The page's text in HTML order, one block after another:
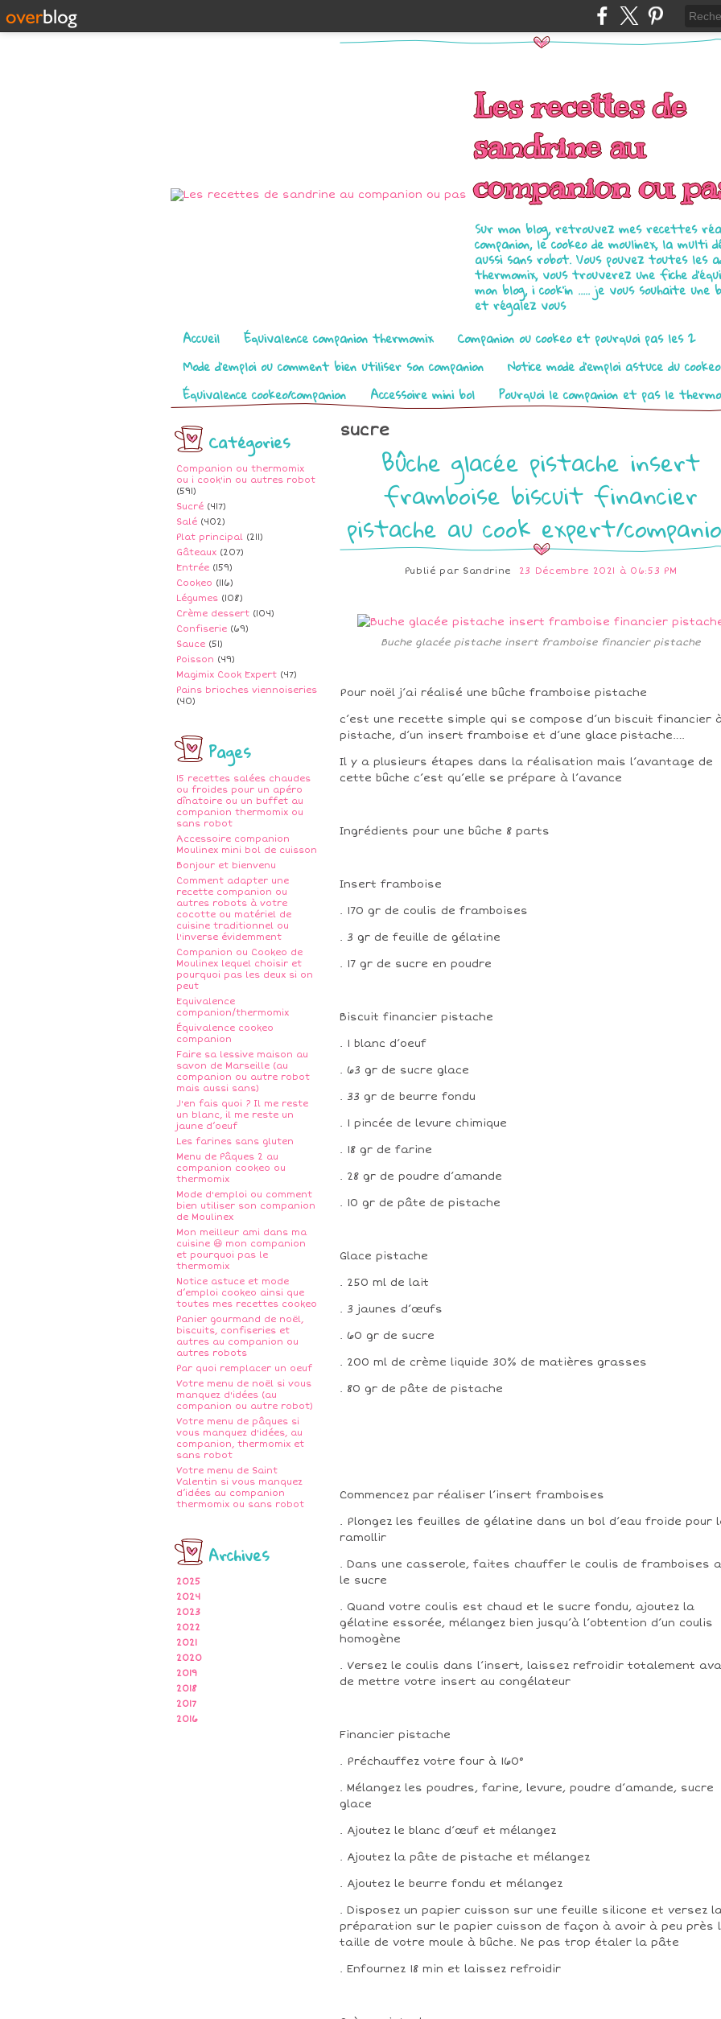
Les recettes de
sandrine au
companion ou
Sur mon blog, retrouvez mes recettes
companion, le cookeo de moulinex, la multi
aussi sans robot. Vous pouvez toutes les
thermomix, vous trouverez une fiche
mon blog, i cook'in ..... je vous souhaite une
et régalez vous
Pages
Accueil Équivalence companion thermomix
Companion ou cookeo et pourquoi pas les 2
Mode d’emploi ou comment bien utiliser son companion
Notice mode d’emploi astuce du
Équivalence cookeo/companion
Accessoire mini bol Pourquoi le companion et pas le
Catégories
Companion ou thermomix
ou i cook'in ou autres robot
(591)
Sucré (417)
Salé (402)
Plat principal (211)
Gâteaux (207)
Entrée (159)
Cookeo (116)
Légumes (108)
Crème dessert (104)
Confiserie (69)
Sauce (51)
Poisson (49)
Magimix Cook Expert (47)
Pains brioches viennoiseries
(40)
Pages
15 recettes salées chaudes
ou froides pour un apéro
dînatoire ou un buffet au
companion thermomix ou
sans robot
Accessoire companion
Moulinex mini bol de cuisson
Bonjour et bienvenu
Comment adapter une
recette companion ou
autres robots à votre
cocotte ou matériel de
cuisine traditionnel ou
l'inverse évidemment
Companion ou Cookeo de
Moulinex lequel choisir et
pourquoi pas les deux si on
peut
Equivalence
companion/thermomix
Équivalence cookeo
companion
Faire sa lessive maison au
savon de Marseille (au
companion ou autre robot
mais aussi sans)
J'en fais quoi ? Il me reste
un blanc, il me reste un
jaune d’oeuf
Les farines sans gluten
Menu de Pâques 2 au
companion cookeo ou
thermomix
Mode d'emploi ou comment
bien utiliser son companion
de Moulinex
Mon meilleur ami dans ma
cuisine 😆 mon companion
et pourquoi pas le
thermomix
Notice astuce et mode
d’emploi cookeo ainsi que
toutes mes recettes cookeo
Panier gourmand de noël,
biscuits, confiseries et
autres au companion ou
autres robots
Par quoi remplacer un oeuf
Votre menu de noël si vous
manquez d'idées (au
companion ou autre robot)
Votre menu de pâques si
vous manquez d'idées, au
companion, thermomix et
sans robot
Votre menu de Saint
Valentin si vous manquez
d’idées au companion
thermomix ou sans robot
Archives
2025
2024
2023
2022
2021
2020
2019
2018
2017
2016
sucre
Bûche glacée pistache insert
framboise biscuit financier
pistache au cook expert/
Publié par Sandrine 23 Décembre 2021 à 06:53 PM
Buche glacée pistache insert framboise financier pistache
Pour noël j’ai réalisé une bûche framboise pistache
c’est une recette simple qui se compose d’un biscuit financier
pistache, d’un insert framboise et d’une glace pistache….
Il y a plusieurs étapes dans la réalisation mais l’avantage de
cette bûche c’est qu’elle se prépare à l’avance
Ingrédients pour une bûche 8 parts
Insert framboise
. 170 gr de coulis de framboises
. 3 gr de feuille de gélatine
. 17 gr de sucre en poudre
Biscuit financier pistache
. 1 blanc d’oeuf
. 63 gr de sucre glace
. 33 gr de beurre fondu
. 1 pincée de levure chimique
. 18 gr de farine
. 28 gr de poudre d’amande
. 10 gr de pâte de pistache
Glace pistache
. 250 ml de lait
. 3 jaunes d’œufs
. 60 gr de sucre
. 200 ml de crème liquide 30% de matières grasses
. 80 gr de pâte de pistache
Commencez par réaliser l’insert framboises
. Plongez les feuilles de gélatine dans un bol d’eau froide pour
ramollir
. Dans une casserole, faites chauffer le coulis de framboises
le sucre
. Quand votre coulis est chaud et le sucre fondu, ajoutez la
gélatine essorée, mélangez bien jusqu’à l’obtention d’un coulis
homogène
. Versez le coulis dans l’insert, laissez refroidir totalement
de mettre votre insert au congélateur
Financier pistache
. Préchauffez votre four à 160°
. Mélangez les poudres, farine, levure, poudre d’amande, sucre
glace
. Ajoutez le blanc d’œuf et mélangez
. Ajoutez la pâte de pistache et mélangez
. Ajoutez le beurre fondu et mélangez
. Disposez un papier cuisson sur une feuille silicone et versez
préparation sur le papier cuisson de façon à avoir à peu près
taille de votre moule à bûche. Ne pas trop étaler la pâte
. Enfournez 18 min et laissez refroidir